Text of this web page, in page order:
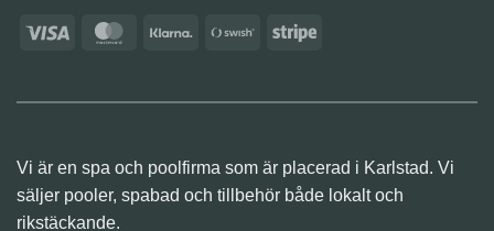
Visa MasterCardKlarna
Swish
Vi är en spa och poolfirma som är placerad i Karlstad. Vi
säljer pooler, spabad och tillbehör både lokalt och
rikstäckande.